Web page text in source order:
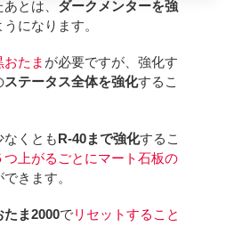
とは、 ダークメンターを強
になります。
おたま が必要ですが、強化す
ステータス全体を強化するこ
なくともR-40まで強化するこ
つ上がるごとにマート石板の
きます。
たま2000でリセットすること